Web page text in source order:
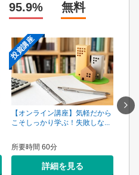
95.9% 無料
投資講座
【オンライン講座】気軽だから
こそしっかり学ぶ！失敗しな...
所要時間 60分
詳細を見る
【オ